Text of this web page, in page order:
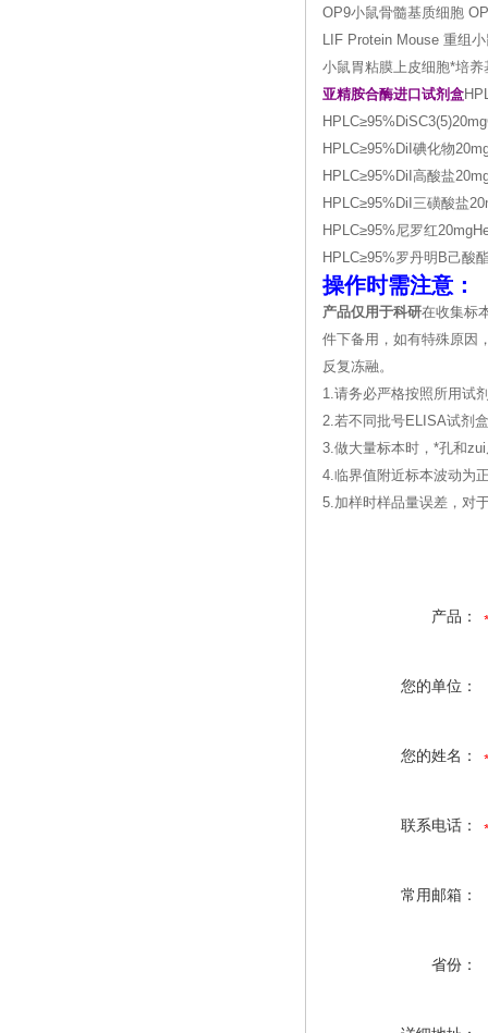
OP9小鼠骨髓基质细胞
LIF Protein Mouse 重组
小鼠胃粘膜上皮细胞*培养
亚精胺合酶进口试剂盒
HPLC≥95%DiI碘化物
HPLC≥95%DiI高酸盐
HPLC≥95%DiI三磺酸盐
HPLC≥95%尼罗红
HPLC≥95%罗丹明B己酸
操作时需注意：
产品仅用于科研在收集标
件下备用，如有特殊原因
反复冻融。
1.请务必严格按照所用试
2.若不同批号ELISA试剂
3.做大量标本时，*孔和
4.临界值附近标本波动为
5.加样时样品量误差，对
产品：
您的单位：
您的姓名：
联系电话：
常用邮箱：
省份：